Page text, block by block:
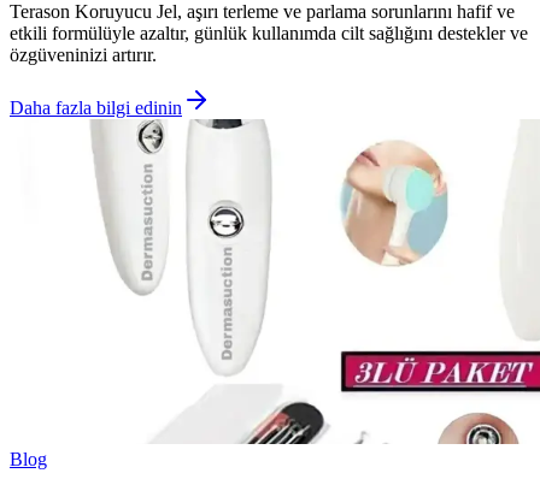
Terason Koruyucu Jel, aşırı terleme ve parlama sorunlarını hafif ve
etkili formülüyle azaltır, günlük kullanımda cilt sağlığını destekler ve
özgüveninizi artırır.
Daha fazla bilgi edinin
Blog